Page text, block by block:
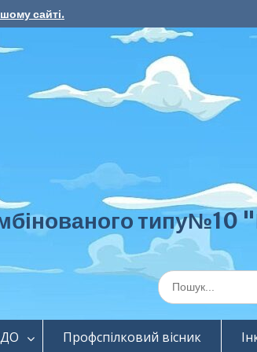
сайті.
Шукати:
Профспілковий вісник